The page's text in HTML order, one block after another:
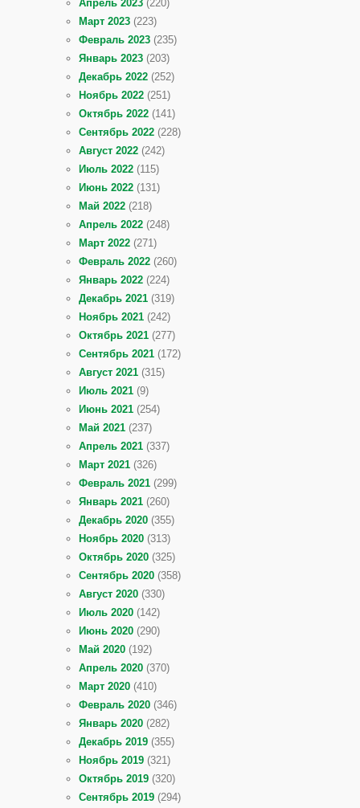
Апрель 2023 (220)
Март 2023 (223)
Февраль 2023 (235)
Январь 2023 (203)
Декабрь 2022 (252)
Ноябрь 2022 (251)
Октябрь 2022 (141)
Сентябрь 2022 (228)
Август 2022 (242)
Июль 2022 (115)
Июнь 2022 (131)
Май 2022 (218)
Апрель 2022 (248)
Март 2022 (271)
Февраль 2022 (260)
Январь 2022 (224)
Декабрь 2021 (319)
Ноябрь 2021 (242)
Октябрь 2021 (277)
Сентябрь 2021 (172)
Август 2021 (315)
Июль 2021 (9)
Июнь 2021 (254)
Май 2021 (237)
Апрель 2021 (337)
Март 2021 (326)
Февраль 2021 (299)
Январь 2021 (260)
Декабрь 2020 (355)
Ноябрь 2020 (313)
Октябрь 2020 (325)
Сентябрь 2020 (358)
Август 2020 (330)
Июль 2020 (142)
Июнь 2020 (290)
Май 2020 (192)
Апрель 2020 (370)
Март 2020 (410)
Февраль 2020 (346)
Январь 2020 (282)
Декабрь 2019 (355)
Ноябрь 2019 (321)
Октябрь 2019 (320)
Сентябрь 2019 (294)